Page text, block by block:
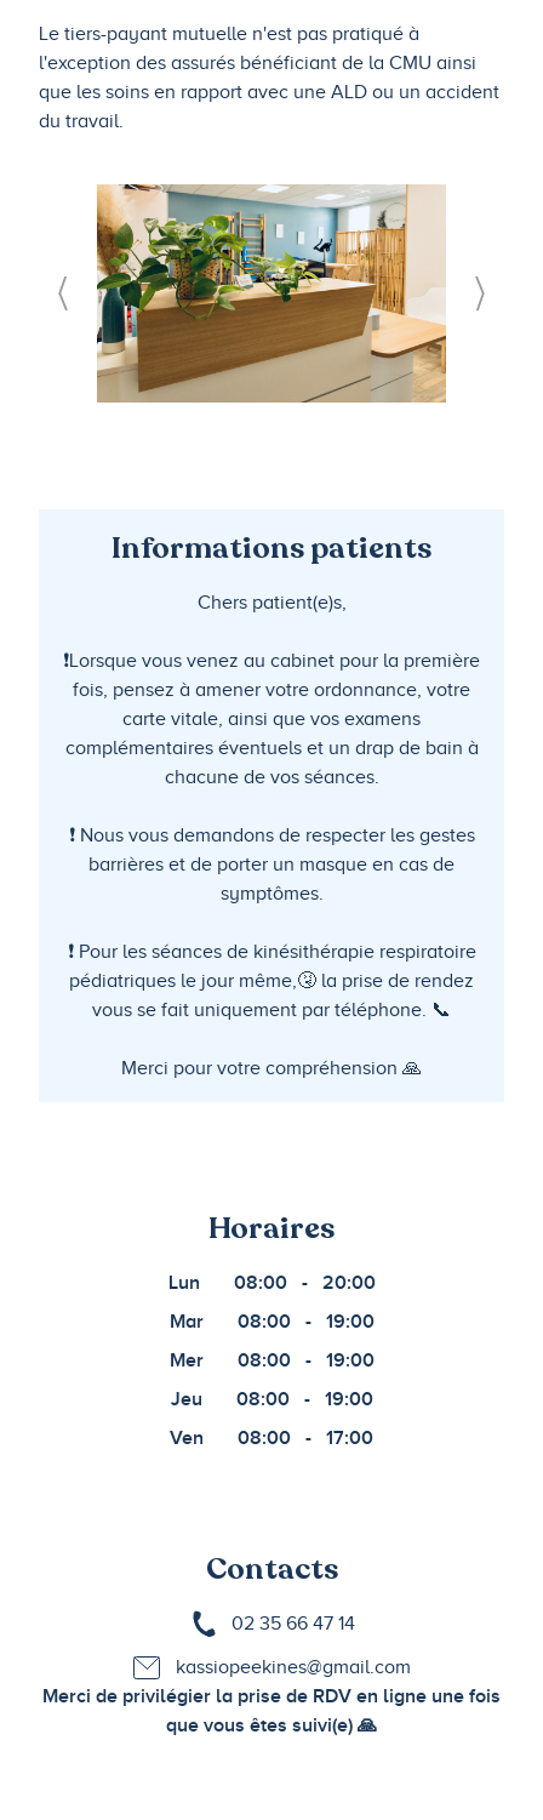
Le tiers-payant mutuelle n'est pas pratiqué à
l'exception des assurés bénéficiant de la CMU ainsi
que les soins en rapport avec une ALD ou un accident
du travail.
Informations patients
Chers patient(e)s,
❗Lorsque vous venez au cabinet pour la première
fois, pensez à amener votre ordonnance, votre
carte vitale, ainsi que vos examens
complémentaires éventuels et un drap de bain à
chacune de vos séances.
❗ Nous vous demandons de respecter les gestes
barrières et de porter un masque en cas de
symptômes.
❗ Pour les séances de kinésithérapie respiratoire
pédiatriques le jour même,🤧 la prise de rendez
vous se fait uniquement par téléphone. 📞
Merci pour votre compréhension 🙏
Horaires
Lun 08:00 -
20:00
Mar
08:00 -
19:00
Mer
08:00 -
19:00
Jeu
08:00 -
19:00
Ven
08:00 - 17:00
Contacts
02 35 66 47 14
kassiopeekines@gmail.com
Merci de privilégier la prise de RDV en ligne une fois
que vous êtes suivi(e) 🙏